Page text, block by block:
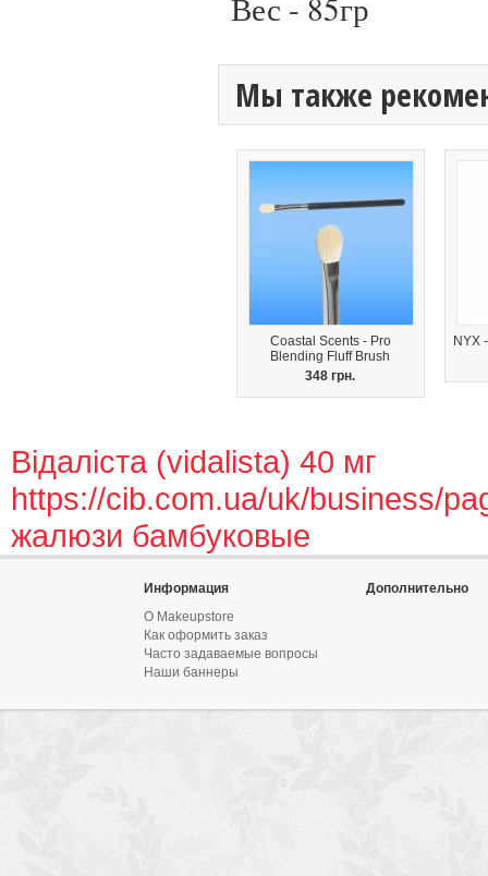
Мы также
Coastal Scents - Pro
Blending Fluff Brush
348 грн.
NYX
Відаліста (vidalista) 40 мг
https://cib.com.ua/uk/business/
жалюзи бамбуковые
Информация
О Makeupstore
Как оформить заказ
Часто задаваемые вопросы
Наши баннеры
Дополнительно